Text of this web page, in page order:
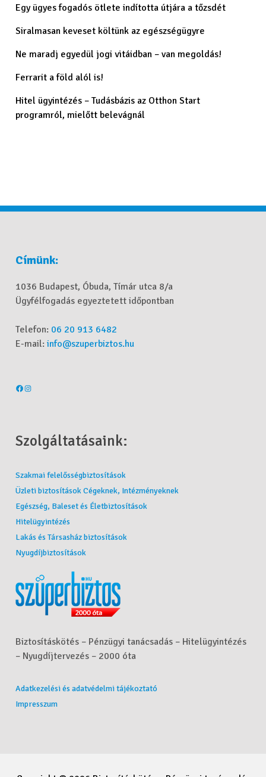
Egy ügyes fogadós ötlete indította útjára a tőzsdét
Siralmasan keveset költünk az egészségügyre
Ne maradj egyedül jogi vitáidban – van megoldás!
Ferrarit a föld alól is!
Hitel ügyintézés – Tudásbázis az Otthon Start
programról, mielőtt belevágnál
Címünk:
1036 Budapest, Óbuda, Tímár utca 8/a
Ügyfélfogadás egyeztetett időpontban
Telefon: 06 20 913 6482
E-mail:info@szuperbiztos.hu
Szolgáltatásaink:
Szakmai felelősségbiztosítások
Üzleti biztosítások Cégeknek, Intézményeknek
Egészség, Baleset és Életbiztosítások
Hitelügyintézés
Lakás és Társasház biztosítások
Nyugdíjbiztosítások
Biztosításkötés – Pénzügyi tanácsadás – Hitelügyintézés
– Nyugdíjtervezés – 2000 óta
Adatkezelési és adatvédelmi tájékoztató
Impresszum